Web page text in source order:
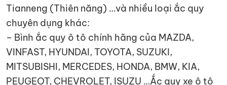
Tianneng (Thiên năng) …và nhiều loại ắc quy
chuyên dụng khác:
– Bình ắc quy ô tô chính hãng của MAZDA,
VINFAST, HYUNDAI, TOYOTA, SUZUKI,
MITSUBISHI, MERCEDES, HONDA, BMW, KIA,
PEUGEOT, CHEVROLET, ISUZU …Ắc quy xe ô tô